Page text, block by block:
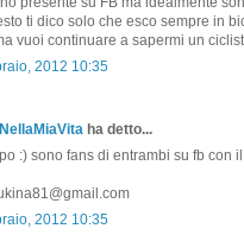
ti dico solo che esco sempre in
vuoi continuare a sapermi un
2012 10:35
ha detto...
:) sono fans di entrambi su fb con
2012 10:35